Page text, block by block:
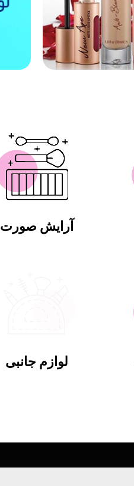
آرایش صورت
لوازم جانبی